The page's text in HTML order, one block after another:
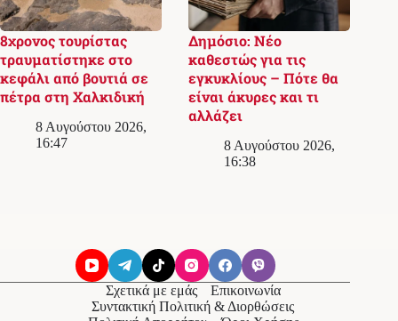
8χρονος τουρίστας
τραυματίστηκε στο
κεφάλι από βουτιά σε
πέτρα στη Χαλκιδική
8 Αυγούστου 2026,
16:47
Δημόσιο: Νέο
καθεστώς για τις
εγκυκλίους – Πότε θα
είναι άκυρες και τι
αλλάζει
8 Αυγούστου 2026,
16:38
Σχετικά με εμάς
Επικοινωνία
Συντακτική Πολιτική & Διορθώσεις